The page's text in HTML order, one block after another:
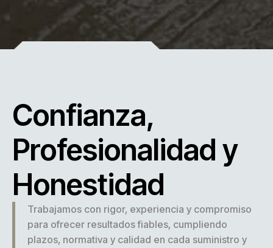
Confianza,
Profesionalidad y
Honestidad
Trabajamos con rigor, experiencia y compromiso
para ofrecer resultados fiables, cumpliendo
plazos, normativa y calidad en cada suministro y